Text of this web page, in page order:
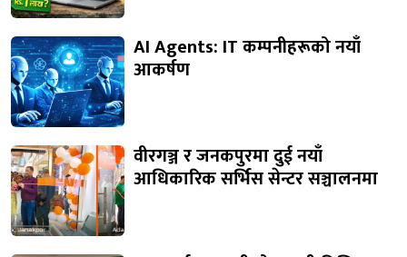
AI Agents: IT कम्पनीहरूको नयाँ
आकर्षण
वीरगञ्ज र जनकपुरमा दुई नयाँ
आधिकारिक सर्भिस सेन्टर सञ्चालनमा